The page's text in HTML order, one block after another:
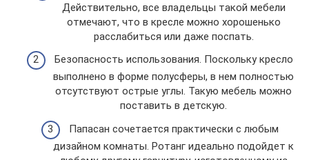
Действительно, все владельцы такой мебели
отмечают, что в кресле можно хорошенько
расслабиться или даже поспать.
Безопасность использования. Поскольку кресло
выполнено в форме полусферы, в нем полностью
отсутствуют острые углы. Такую мебель можно
поставить в детскую.
Папасан сочетается практически с любым
дизайном комнаты. Ротанг идеально подойдет к